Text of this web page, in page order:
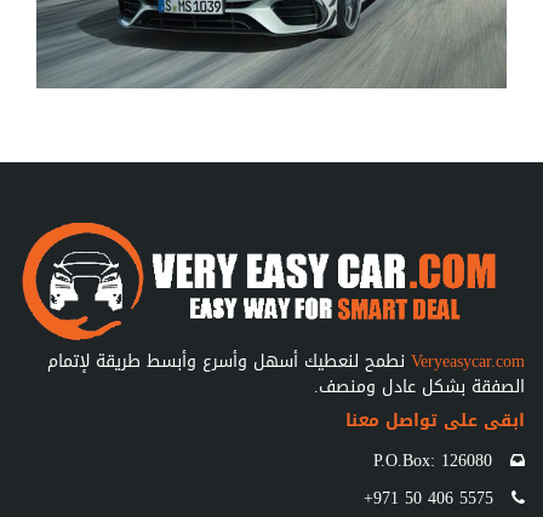
Veryeasycar.com نطمح لنعطيك أسهل وأسرع وأبسط طريقة لإتمام
الصفقة بشكل عادل ومنصف.
ابقى على تواصل معنا
P.O.Box: 126080
+971 50 406 5575